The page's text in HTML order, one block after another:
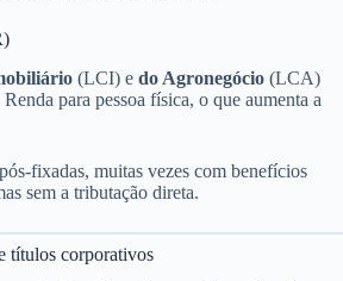
(LCI) e do Agronegócio (LCA)
para pessoa física, o que aumenta a
fixadas, muitas vezes com benefícios
sem a tributação direta.
títulos corporativos